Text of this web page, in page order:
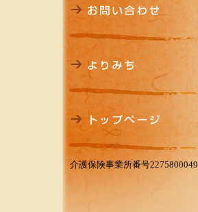
介護保険事業所番号2275800049